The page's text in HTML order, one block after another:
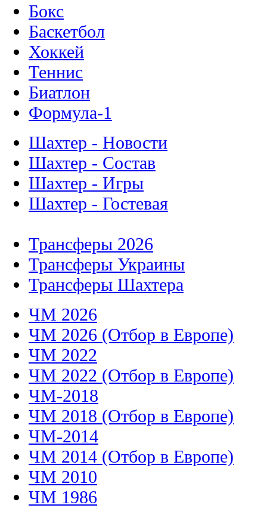
Бокс
Баскетбол
Хоккей
Теннис
Биатлон
Формула-1
Шахтер - Новости
Шахтер - Состав
Шахтер - Игры
Шахтер - Гостевая
Трансферы 2026
Трансферы Украины
Трансферы Шахтера
ЧМ 2026
ЧМ 2026 (Отбор в Европе)
ЧМ 2022
ЧМ 2022 (Отбор в Европе)
ЧМ-2018
ЧМ 2018 (Отбор в Европе)
ЧМ-2014
ЧМ 2014 (Отбор в Европе)
ЧМ 2010
ЧМ 1986